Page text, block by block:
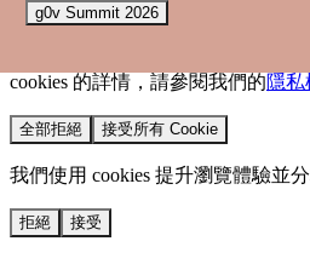
我們使用 cookies 來提升您的瀏覽
cookies 的詳情，請參閱我們的隱
全部拒絕 接受所有 Cookie
我們使用 cookies 提升瀏覽體驗並分
拒絕 接受
g0v Summit 2026